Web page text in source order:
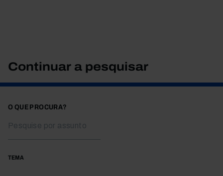
Continuar a pesquisar
O QUE PROCURA?
TEMA